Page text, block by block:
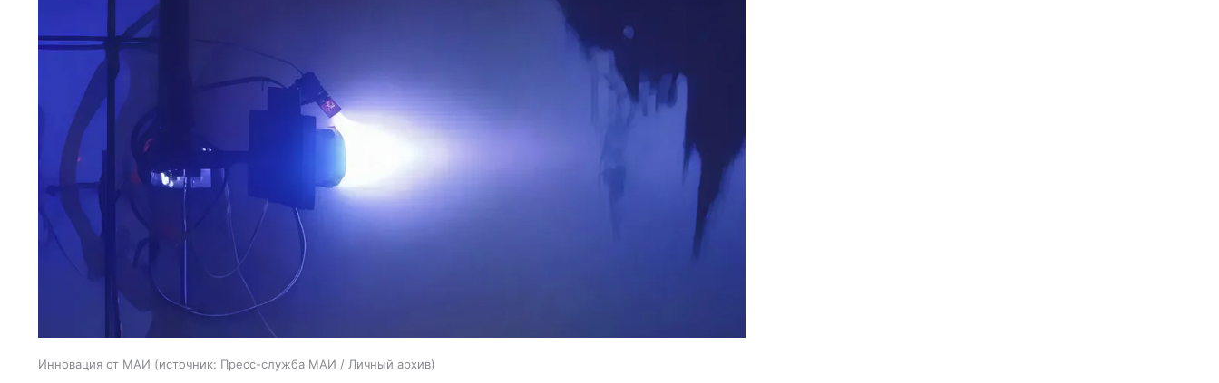
Инновация от МАИ источник: Пресс-служба МАИ / Личный архив